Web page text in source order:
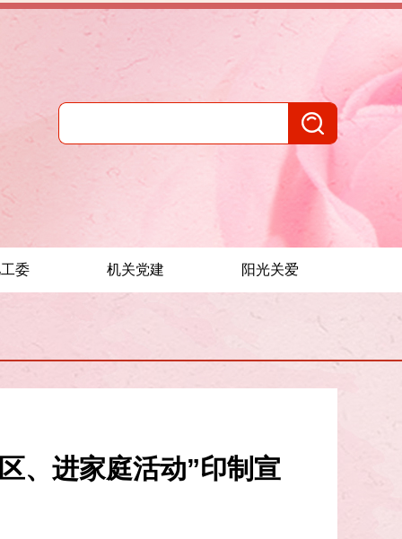
委 机关党建 阳光关爱
、进家庭活动”印制宣